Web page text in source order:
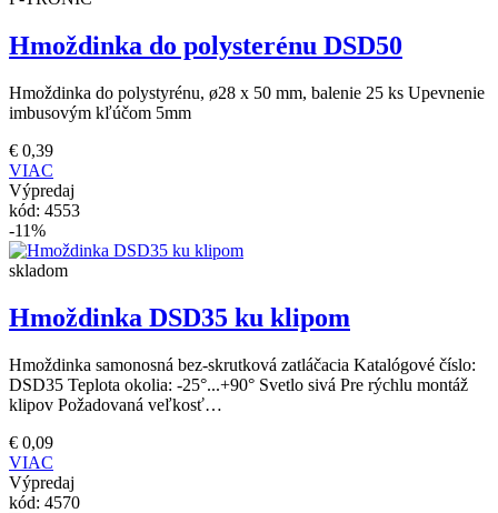
Hmoždinka do polysterénu DSD50
Hmoždinka do polystyrénu, ø28 x 50 mm, balenie 25 ks Upevnenie
imbusovým kľúčom 5mm
€ 0,39
VIAC
Výpredaj
kód: 4553
-11%
skladom
Hmoždinka DSD35 ku klipom
Hmoždinka samonosná bez-skrutková zatláčacia Katalógové číslo:
DSD35 Teplota okolia: -25°...+90° Svetlo sivá Pre rýchlu montáž
klipov Požadovaná veľkosť…
€ 0,09
VIAC
Výpredaj
kód: 4570